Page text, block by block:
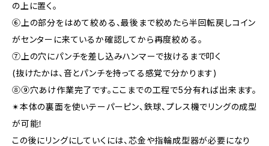
の上に置く。
⑥上の部分をはめて絞める、最後まで絞めたら半回転戻しコイン
がセンターに来ているか確認してから再度絞める。
⑦上の穴にパンチを差し込みハンマーで抜けるまで叩く
(抜けたかは、音とパンチを持ってる感覚で分かります)
⑧⑨穴あけ作業完了です。ここまでの工程で5分有れば出来ます。
✴︎本体の裏面を使いテーパーピン、鉄球、プレス機でリングの成型
が可能！
この後にリングにしていくには、芯金や指輪成型器が必要になり